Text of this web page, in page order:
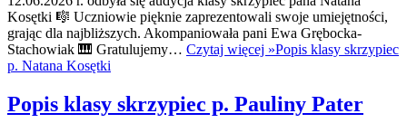
Kosętki 🎼 Uczniowie pięknie zaprezentowali swoje umiejętności,
grając dla najbliższych. Akompaniowała pani Ewa Grębocka-
Stachowiak 🎹 Gratulujemy… Czytaj więcej »Popis klasy skrzypiec
p. Natana Kosętki
Popis klasy skrzypiec p. Pauliny Pater